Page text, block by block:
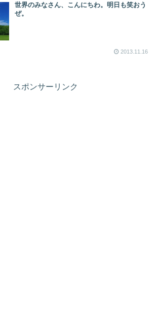
世界のみなさん、こんにちわ。明日も笑おう
ぜ。
2013.11.16
スポンサーリンク